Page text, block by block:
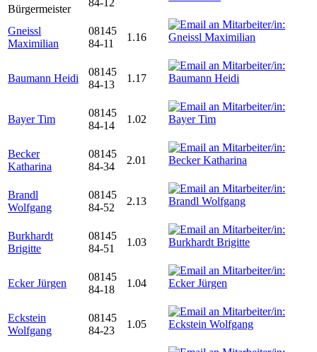
Bürgermeister
84-12
Gneissl
Maximilian
08145
84-11
1.16
Baumann Heidi
08145
84-13
1.17
Bayer Tim
08145
84-14
1.02
Becker
Katharina
08145
84-34
2.01
Brandl
Wolfgang
08145
84-52
2.13
Burkhardt
Brigitte
08145
84-51
1.03
Ecker Jürgen
08145
84-18
1.04
Eckstein
Wolfgang
08145
84-23
1.05